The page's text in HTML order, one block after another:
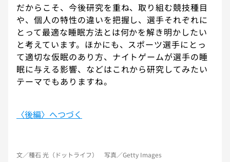
だからこそ、今後研究を重ね、取り組む競技種目
や、個人の特性の違いを把握し、選手それぞれに
とって最適な睡眠方法とは何かを解き明かしたい
と考えています。ほかにも、スポーツ選手にとっ
て適切な仮眠のあり方、ナイトゲームが選手の睡
眠に与える影響、などはこれから研究してみたい
テーマでもありますね。
〈後編〉へつづく
文／種石 光（ドットライフ） 写真／Getty Images